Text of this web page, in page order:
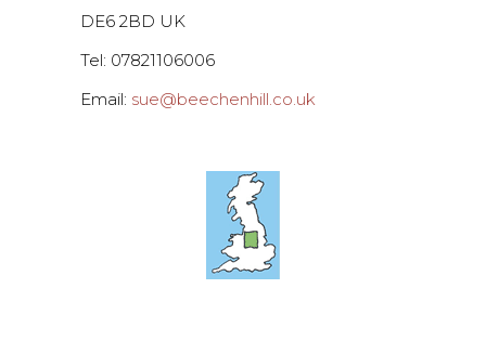
DE6 2BD UK
Tel: 07821106006
Email: sue@beechenhill.co.uk